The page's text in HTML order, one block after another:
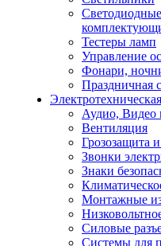
Тестеры ламп
Управление
Фонари,
Праздничная
Аудио, Видео
Вентиляция
Грозозащита
Звонки
Знаки
Монтажные
Силовые
Системы для